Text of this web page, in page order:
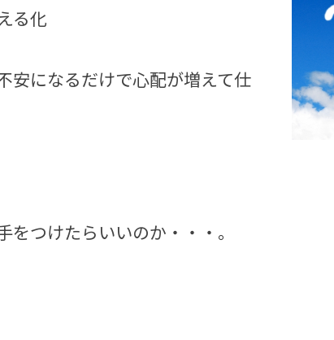
る化
になるだけで心配が増えて仕
つけたらいいのか・・・。